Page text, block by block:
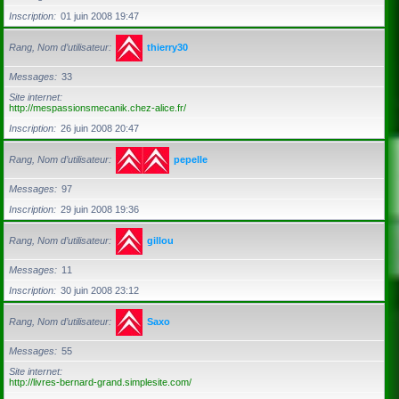
Inscription
01 juin 2008 19:47
Rang, Nom d’utilisateur thierry30
Messages
33
Site internet
http://mespassionsmecanik.chez-alice.fr/
Inscription
26 juin 2008 20:47
Rang, Nom d’utilisateur pepelle
Messages
97
Inscription
29 juin 2008 19:36
Rang, Nom d’utilisateur gillou
Messages
11
Inscription
30 juin 2008 23:12
Rang, Nom d’utilisateur Saxo
Messages
55
Site internet
http://livres-bernard-grand.simplesite.com/